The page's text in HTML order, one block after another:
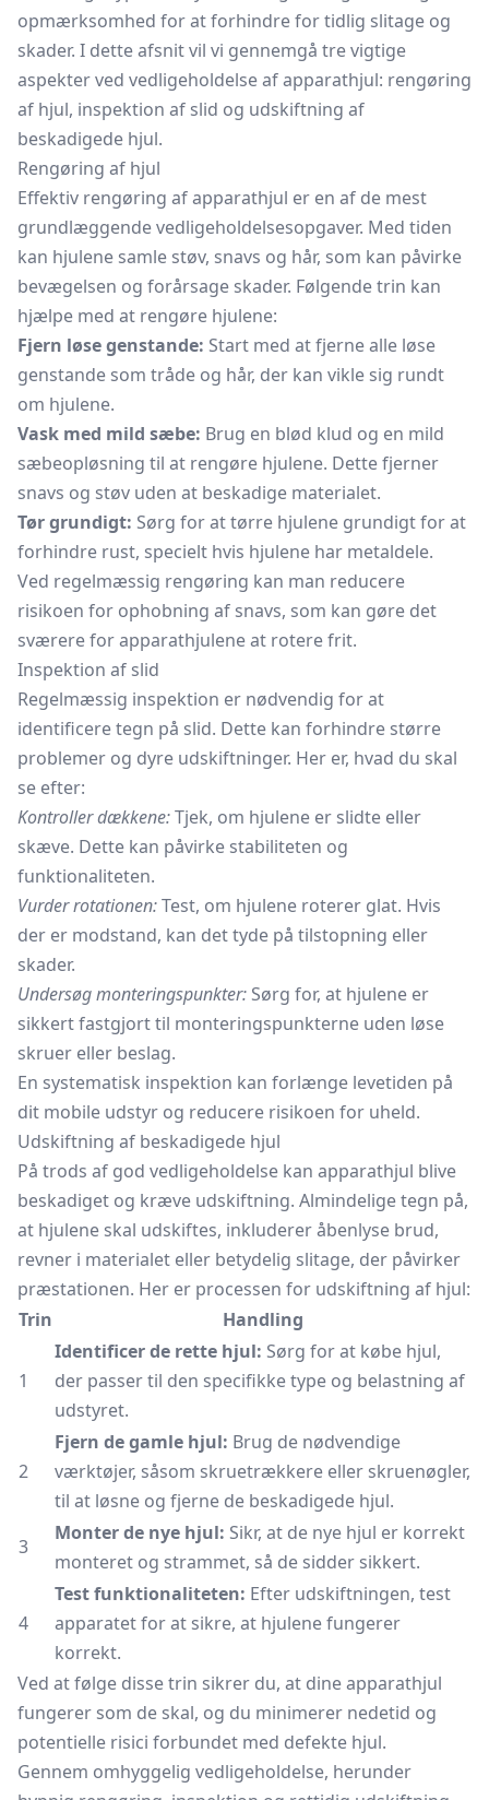
opmærksomhed for at forhindre for tidlig slitage og
skader. I dette afsnit vil vi gennemgå tre vigtige
aspekter ved vedligeholdelse af apparathjul: rengøring
af hjul, inspektion af slid og udskiftning af
beskadigede hjul.
Rengøring af hjul
Effektiv rengøring af apparathjul er en af de mest
grundlæggende vedligeholdelsesopgaver. Med tiden
kan hjulene samle støv, snavs og hår, som kan påvirke
bevægelsen og forårsage skader. Følgende trin kan
hjælpe med at rengøre hjulene:
Fjern løse genstande: Start med at fjerne alle løse
genstande som tråde og hår, der kan vikle sig rundt
om hjulene.
Vask med mild sæbe: Brug en blød klud og en mild
sæbeopløsning til at rengøre hjulene. Dette fjerner
snavs og støv uden at beskadige materialet.
Tør grundigt: Sørg for at tørre hjulene grundigt for at
forhindre rust, specielt hvis hjulene har metaldele.
Ved regelmæssig rengøring kan man reducere
risikoen for ophobning af snavs, som kan gøre det
sværere for apparathjulene at rotere frit.
Inspektion af slid
Regelmæssig inspektion er nødvendig for at
identificere tegn på slid. Dette kan forhindre større
problemer og dyre udskiftninger. Her er, hvad du skal
se efter:
Kontroller dækkene:Tjek, om hjulene er slidte eller
skæve. Dette kan påvirke stabiliteten og
funktionaliteten.
Vurder rotationen:Test, om hjulene roterer glat. Hvis
der er modstand, kan det tyde på tilstopning eller
skader.
Undersøg monteringspunkter: Sørg for, at hjulene er
sikkert fastgjort til monteringspunkterne uden løse
skruer eller beslag.
En systematisk inspektion kan forlænge levetiden på
dit mobile udstyr og reducere risikoen for uheld.
Udskiftning af beskadigede hjul
På trods af god vedligeholdelse kan apparathjul blive
beskadiget og kræve udskiftning. Almindelige tegn på,
at hjulene skal udskiftes, inkluderer åbenlyse brud,
revner i materialet eller betydelig slitage, der påvirker
præstationen. Her er processen for udskiftning af hjul:
Trin
Handling
1
Identificer de rette hjul: Sørg for at købe hjul,
der passer til den specifikke type og belastning af
udstyret.
2
Fjern de gamle hjul: Brug de nødvendige
værktøjer, såsom skruetrækkere eller skruenøgler,
til at løsne og fjerne de beskadigede hjul.
3
Monter de nye hjul: Sikr, at de nye hjul er korrekt
monteret og strammet, så de sidder sikkert.
4
Test funktionaliteten: Efter udskiftningen, test
apparatet for at sikre, at hjulene fungerer
korrekt.
Ved at følge disse trin sikrer du, at dine apparathjul
fungerer som de skal, og du minimerer nedetid og
potentielle risici forbundet med defekte hjul.
Gennem omhyggelig vedligeholdelse, herunder